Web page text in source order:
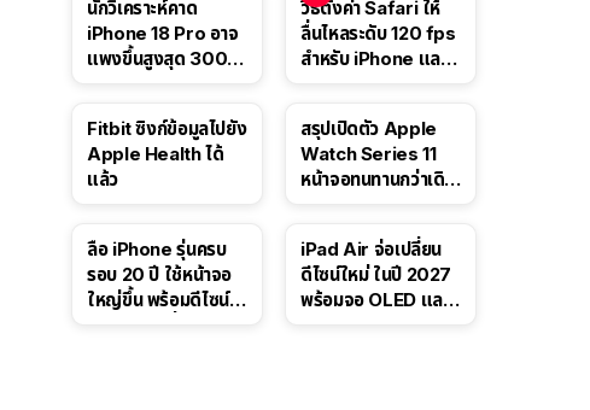
นักวิเคราะห์คาด
iPhone 18 Pro อาจ
แพงขึ้นสูงสุด 300
วิธีตั้งค่า Safari ให้
ลื่นไหลระดับ 120 fps
สำหรับ iPhone และ
Fitbit ซิงก์ข้อมูลไปยัง
Apple Health ได้
แล้ว
สรุปเปิดตัว Apple
Watch Series 11
หน้าจอทนทานกว่าเดิม
ลือ iPhone รุ่นครบ
รอบ 20 ปี ใช้หน้าจอ
ใหญ่ขึ้น พร้อมดีไซน์ไร้
iPad Air จ่อเปลี่ยน
ดีไซน์ใหม่ ในปี 2027
พร้อมจอ OLED และ